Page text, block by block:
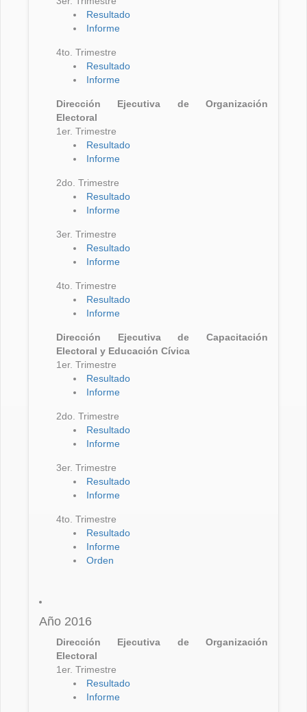
Resultado
Informe
4to. Trimestre
Resultado
Informe
Dirección Ejecutiva de Organización
Electoral
1er. Trimestre
Resultado
Informe
2do. Trimestre
Resultado
Informe
3er. Trimestre
Resultado
Informe
4to. Trimestre
Resultado
Informe
Dirección Ejecutiva de Capacitación
Electoral y Educación Cívica
1er. Trimestre
Resultado
Informe
2do. Trimestre
Resultado
Informe
3er. Trimestre
Resultado
Informe
4to. Trimestre
Resultado
Informe
Orden
Año 2016
Dirección Ejecutiva de Organización
Electoral
1er. Trimestre
Resultado
Informe